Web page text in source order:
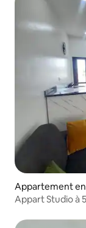
Appartement
Appart Studio à